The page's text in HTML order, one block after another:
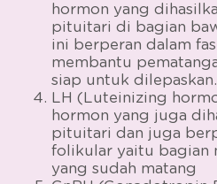
hormon yang
pituitari di bagian
ini berperan dalam
membantu
siap untuk dilepaskan.
LH (Luteinizing
hormon yang juga
pituitari dan juga
folikular yaitu bagian
yang sudah matang